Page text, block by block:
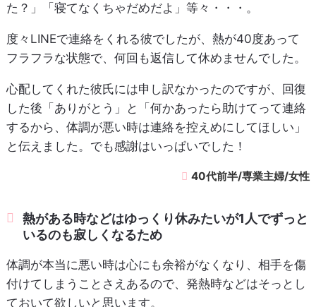
た？」「寝てなくちゃだめだよ」等々・・・。
度々LINEで連絡をくれる彼でしたが、熱が40度あって
フラフラな状態で、何回も返信して休めませんでした。
心配してくれた彼氏には申し訳なかったのですが、回復
した後「ありがとう」と「何かあったら助けてって連絡
するから、体調が悪い時は連絡を控えめにしてほしい」
と伝えました。でも感謝はいっぱいでした！
40代前半/専業主婦/女性
熱がある時などはゆっくり休みたいが1人でずっと
いるのも寂しくなるため
体調が本当に悪い時は心にも余裕がなくなり、相手を傷
付けてしまうことさえあるので、発熱時などはそっとし
ておいて欲しいと思います。